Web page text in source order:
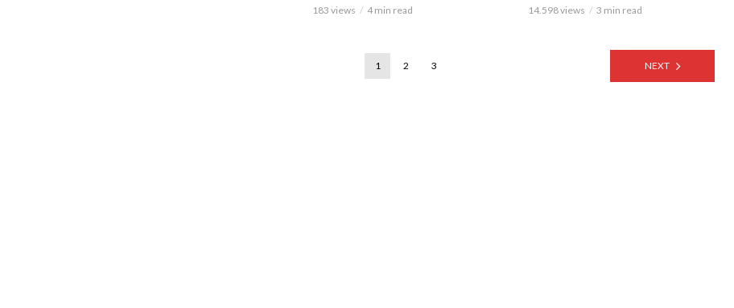
183 views 4 min read 14.598 views 3 min read
1 2 3 NEXT